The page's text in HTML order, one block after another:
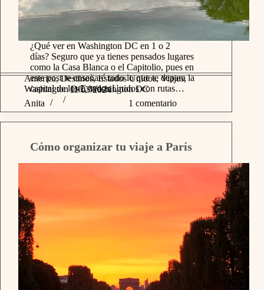
America,Destinos,Estados Unidos,Viajes,
Washington DC,Washington DC
¿Qué ver en Washington DC en 1 o 2
días? Seguro que ya tienes pensados lugares
como la Casa Blanca o el Capitolio, pues en
este post te enseñaré todo lo que te depara la
capital de los Estados Unidos con rutas…
Anita
11/03/2024
1 comentario
Cómo organizar tu viaje a París